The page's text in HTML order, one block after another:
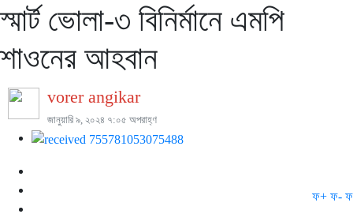
স্মার্ট ভোলা-৩ বিনির্মানে এমপি
শাওনের আহবান
vorer angikar
জানুয়ারি ৯, ২০২৪ ৭:০৫ অপরাহ্ণ
ফ+ ফ- ফ